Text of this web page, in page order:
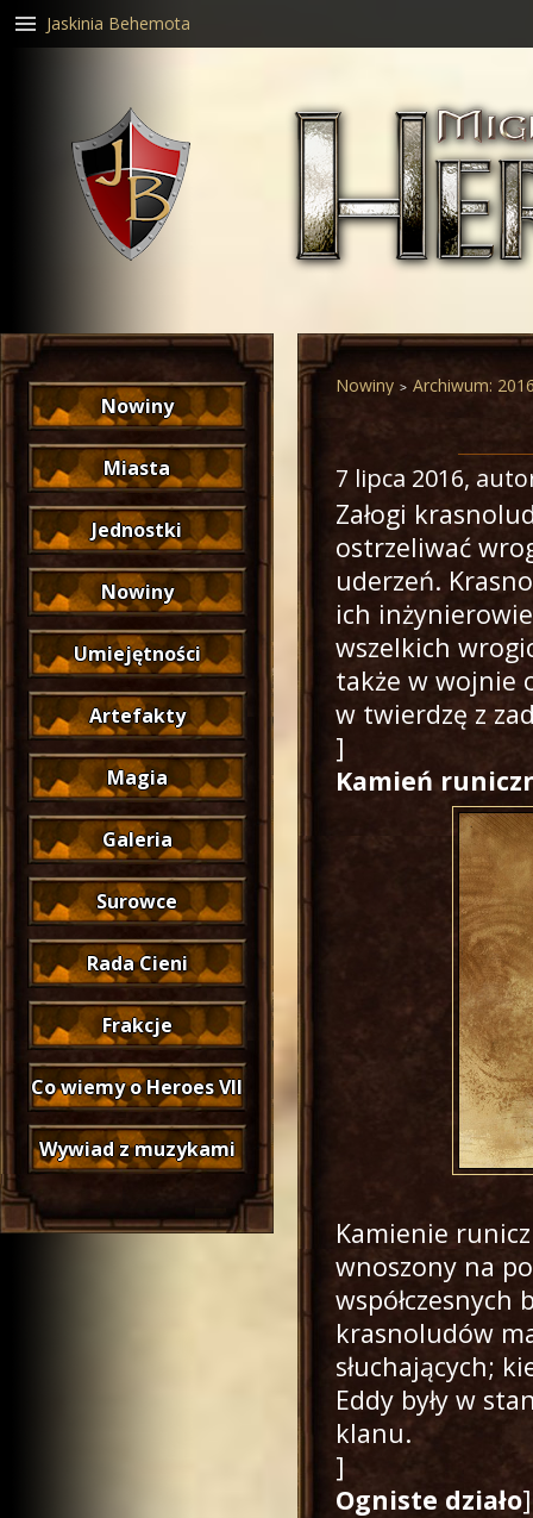
Nowiny
Miasta
Jednostki
Nowiny
Umiejętności
Artefakty
Magia
Galeria
Surowce
Rada Cieni
Frakcje
Co wiemy o Heroes VII
Wywiad z muzykami
Nowiny Archiwum:
7 lipca 2016,
Załogi
ostrzeliwać
uderzeń.
ich
wszelkich
także w wojnie
w twierdzę z
]
Kamień
Kamienie
wnoszony na
współczesnych
krasnoludów
słuchających;
Eddy były w
klanu.
]
Ogniste działo]
Jaskinia Behemota